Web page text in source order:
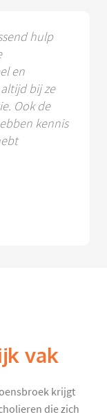
hulp
en
bij ze
Ook de
kennis
vak
krijgt
die zich